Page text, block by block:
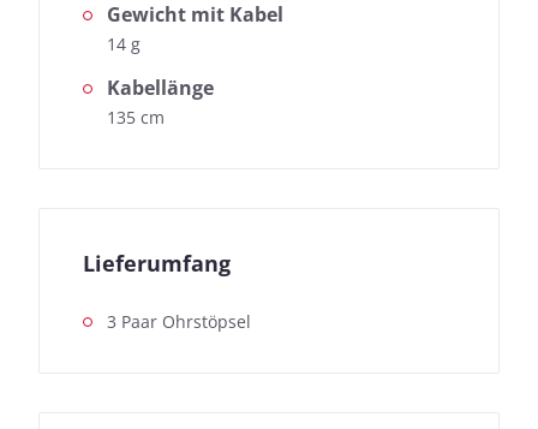
Gewicht mit Kabel
14 g
Kabellänge
135 cm
Lieferumfang
3 Paar Ohrstöpsel